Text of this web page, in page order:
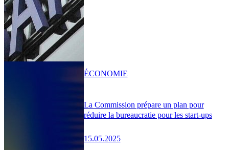
La Commission prépare un plan pour
réduire la bureaucratie pour les start-ups
15.05.2025
ÉCONOMIE